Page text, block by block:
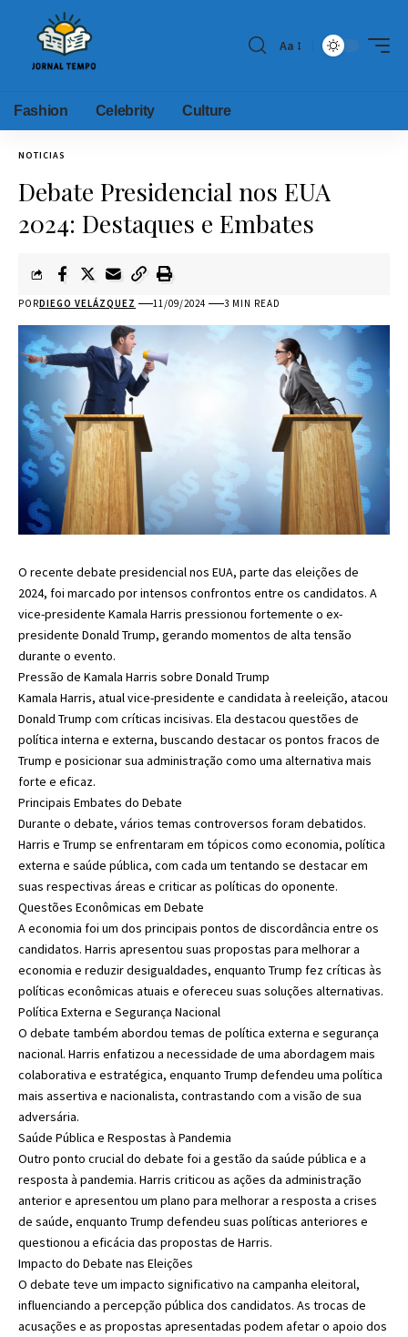
Aa
Fashion Celebrity Culture
NOTICIAS
Debate Presidencial nos EUA
2024: Destaques e Embates
PORDIEGO VELÁZQUEZ 11/09/2024 3 MIN READ
O recente debate presidencial nos EUA, parte das eleições de
2024, foi marcado por intensos confrontos entre os candidatos. A
vice-presidente Kamala Harris pressionou fortemente o ex-
presidente Donald Trump, gerando momentos de alta tensão
durante o evento.
Pressão de Kamala Harris sobre Donald Trump
Kamala Harris, atual vice-presidente e candidata à reeleição, atacou
Donald Trump com críticas incisivas. Ela destacou questões de
política interna e externa, buscando destacar os pontos fracos de
Trump e posicionar sua administração como uma alternativa mais
forte e eficaz.
Principais Embates do Debate
Durante o debate, vários temas controversos foram debatidos.
Harris e Trump se enfrentaram em tópicos como economia, política
externa e saúde pública, com cada um tentando se destacar em
suas respectivas áreas e criticar as políticas do oponente.
Questões Econômicas em Debate
A economia foi um dos principais pontos de discordância entre os
candidatos. Harris apresentou suas propostas para melhorar a
economia e reduzir desigualdades, enquanto Trump fez críticas às
políticas econômicas atuais e ofereceu suas soluções alternativas.
Política Externa e Segurança Nacional
O debate também abordou temas de política externa e segurança
nacional. Harris enfatizou a necessidade de uma abordagem mais
colaborativa e estratégica, enquanto Trump defendeu uma política
mais assertiva e nacionalista, contrastando com a visão de sua
adversária.
Saúde Pública e Respostas à Pandemia
Outro ponto crucial do debate foi a gestão da saúde pública e a
resposta à pandemia. Harris criticou as ações da administração
anterior e apresentou um plano para melhorar a resposta a crises
de saúde, enquanto Trump defendeu suas políticas anteriores e
questionou a eficácia das propostas de Harris.
Impacto do Debate nas Eleições
O debate teve um impacto significativo na campanha eleitoral,
influenciando a percepção pública dos candidatos. As trocas de
acusações e as propostas apresentadas podem afetar o apoio dos